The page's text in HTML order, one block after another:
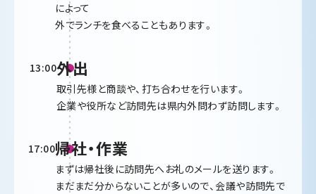
によって
外でランチを食べることもあります。
13:00外出
取引先様と商談や、打ち合わせを行います。
企業や役所など訪問先は県内外問わず訪問します。
17:00帰社・作業
まずは帰社後に訪問先へお礼のメールを送ります。
まだまだ分からないことが多いので、会議や訪問先で